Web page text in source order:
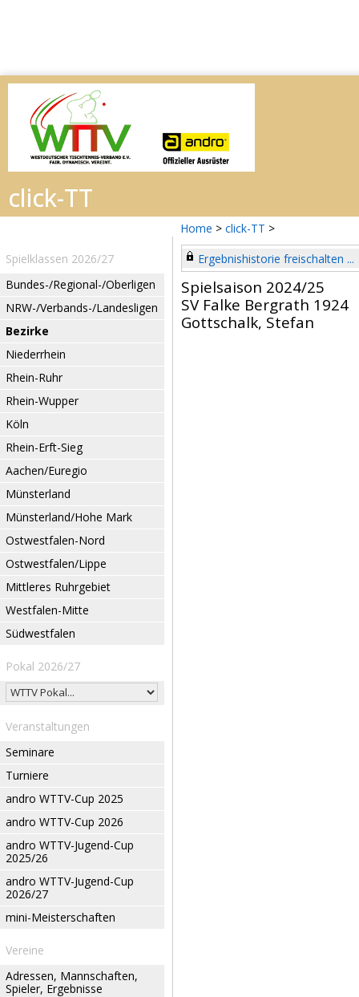
Home > click-TT >
Spielklassen 2026/27
Bundes-/Regional-/Oberligen
NRW-/Verbands-/Landesligen
Bezirke
Niederrhein
Rhein-Ruhr
Rhein-Wupper
Köln
Rhein-Erft-Sieg
Aachen/Euregio
Münsterland
Münsterland/Hohe Mark
Ostwestfalen-Nord
Ostwestfalen/Lippe
Mittleres Ruhrgebiet
Westfalen-Mitte
Südwestfalen
Pokal 2026/27
Veranstaltungen
Seminare
Turniere
andro WTTV-Cup 2025
andro WTTV-Cup 2026
andro WTTV-Jugend-Cup
2025/26
andro WTTV-Jugend-Cup
2026/27
mini-Meisterschaften
Vereine
Adressen, Mannschaften,
Spieler, Ergebnisse
Ergebnishistorie freischalten ...
Spielsaison 2024/25
SV Falke Bergrath 1924
Gottschalk, Stefan